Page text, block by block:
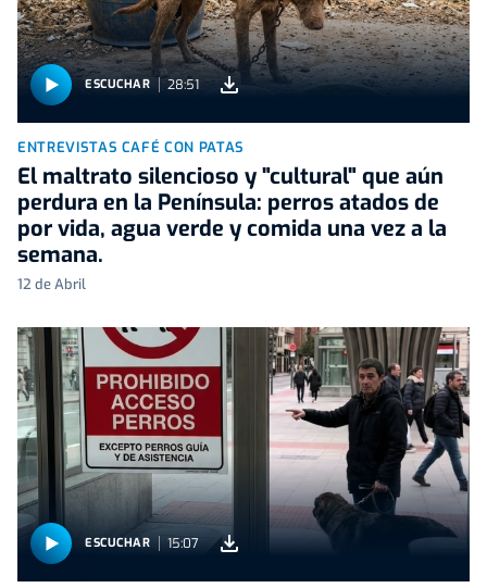
ESCUCHAR 28:51
ENTREVISTAS CAFÉ CON PATAS
El maltrato silencioso y "cultural" que aún
perdura en la Península: perros atados de
por vida, agua verde y comida una vez a la
semana.
12 de Abril
ESCUCHAR 15:07